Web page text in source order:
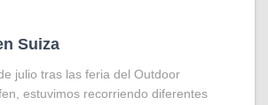
Suiza
julio tras las feria del Outdoor
estuvimos recorriendo diferentes